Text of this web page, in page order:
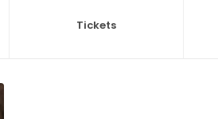
Tickets